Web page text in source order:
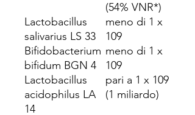
(54% VNR*)
Lactobacillus
salivarius LS 33
meno di 1 x
109
Bifidobacterium
bifidum BGN 4
meno di 1 x
109
Lactobacillus
acidophilus LA
14
pari a 1 x 109
(1 miliardo)